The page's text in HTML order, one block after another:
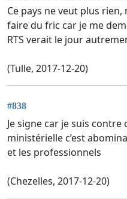
Ce pays ne veut plus
faire du fric car je me
RTS verait le jour
(Tulle, 2017-12-20)
#838
Je signe car je suis
ministérielle c’est
et les professionnels
(Chezelles, 2017-12-20)